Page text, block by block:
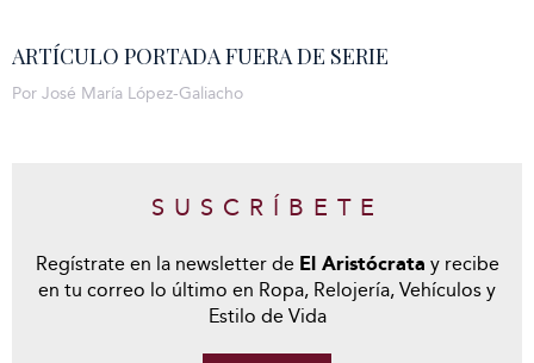
ARTÍCULO PORTADA FUERA DE SERIE
Por José María López-Galiacho
SUSCRÍBETE
Regístrate en la newsletter de El Aristócrata y recibe
en tu correo lo último en Ropa, Relojería, Vehículos y
Estilo de Vida